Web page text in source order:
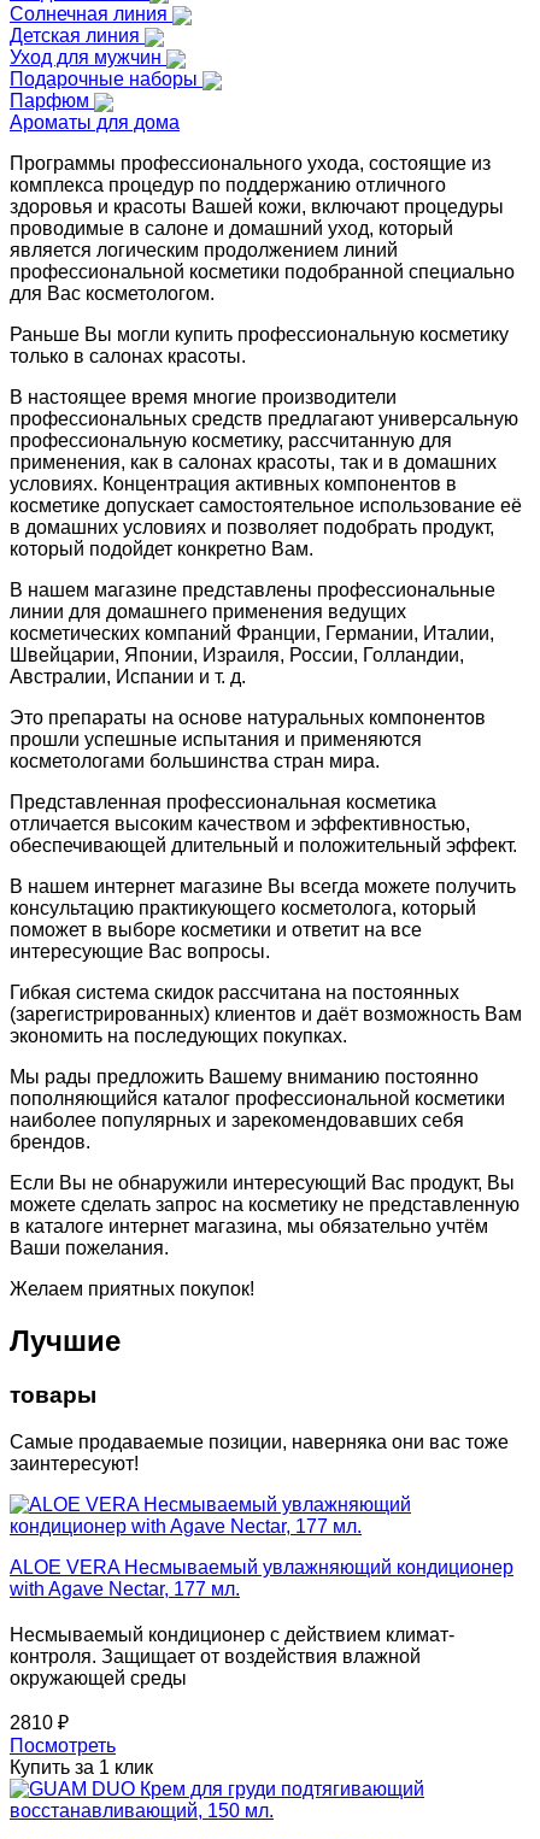
Солнечная линия
Детская линия
Уход для мужчин
Подарочные наборы
Парфюм
Ароматы для дома
Программы профессионального ухода, состоящие из
комплекса процедур по поддержанию отличного
здоровья и красоты Вашей кожи, включают процедуры
проводимые в салоне и домашний уход, который
является логическим продолжением линий
профессиональной косметики подобранной специально
для Вас косметологом.
Раньше Вы могли купить профессиональную косметику
только в салонах красоты.
В настоящее время многие производители
профессиональных средств предлагают универсальную
профессиональную косметику, рассчитанную для
применения, как в салонах красоты, так и в домашних
условиях. Концентрация активных компонентов в
косметике допускает самостоятельное использование её
в домашних условиях и позволяет подобрать продукт,
который подойдет конкретно Вам.
В нашем магазине представлены профессиональные
линии для домашнего применения ведущих
косметических компаний Франции, Германии, Италии,
Швейцарии, Японии, Израиля, России, Голландии,
Австралии, Испании и т. д.
Это препараты на основе натуральных компонентов
прошли успешные испытания и применяются
косметологами большинства стран мира.
Представленная профессиональная косметика
отличается высоким качеством и эффективностью,
обеспечивающей длительный и положительный эффект.
В нашем интернет магазине Вы всегда можете получить
консультацию практикующего косметолога, который
поможет в выборе косметики и ответит на все
интересующие Вас вопросы.
Гибкая система скидок рассчитана на постоянных
(зарегистрированных) клиентов и даёт возможность Вам
экономить на последующих покупках.
Мы рады предложить Вашему вниманию постоянно
пополняющийся каталог профессиональной косметики
наиболее популярных и зарекомендовавших себя
брендов.
Если Вы не обнаружили интересующий Вас продукт, Вы
можете сделать запрос на косметику не представленную
в каталоге интернет магазина, мы обязательно учтём
Ваши пожелания.
Желаем приятных покупок!
Лучшие
товары
Самые продаваемые позиции, наверняка они вас тоже
заинтересуют!
ALOE VERA Несмываемый увлажняющий кондиционер
with Agave Nectar, 177 мл.
Несмываемый кондиционер с действием климат-
контроля. Защищает от воздействия влажной
окружающей среды
2810 ₽
Посмотреть
Купить за 1 клик